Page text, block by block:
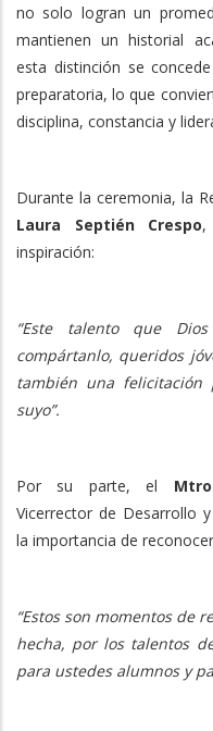
no solo logran un
mantienen un historial
esta distinción se
preparatoria, lo que
disciplina, constancia y
Durante la ceremonia, la
Laura Septién Crespo,
inspiración:
“Este talento que
compártanlo, queridos
también una
suyo”.
Por su parte, el
Vicerrector de Desarrollo
la importancia de
“Estos son momentos de
hecha, por los talentos
para ustedes alumnos y